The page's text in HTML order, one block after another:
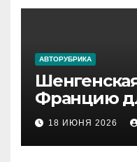
АВТОРУБРИКА
Францию
2026 году:
и список
18 ИЮНЯ 2026